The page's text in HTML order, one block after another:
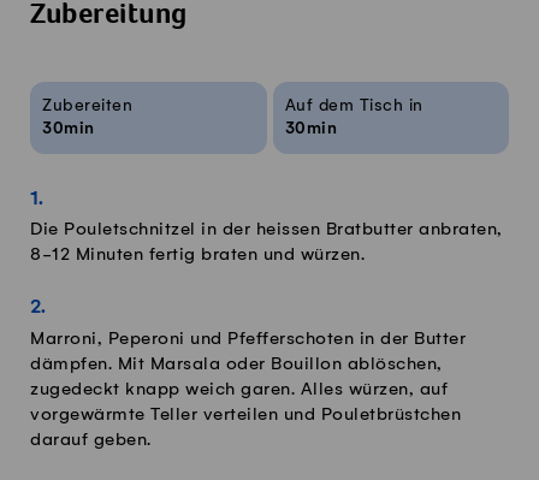
Zubereitung
Rezeptinfos
Zubereiten
30min
Auf dem Tisch in
30min
Die Pouletschnitzel in der heissen Bratbutter anbraten,
8-12 Minuten fertig braten und würzen.
Marroni, Peperoni und Pfefferschoten in der Butter
dämpfen. Mit Marsala oder Bouillon ablöschen,
zugedeckt knapp weich garen. Alles würzen, auf
vorgewärmte Teller verteilen und Pouletbrüstchen
darauf geben.